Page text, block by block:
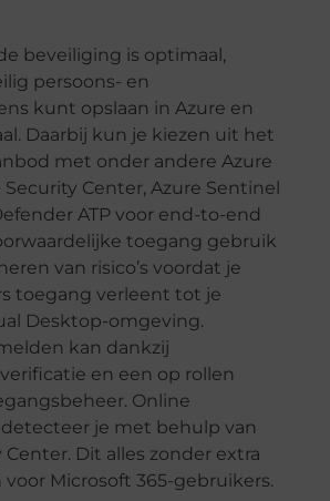
beveiliging is optimaal,
persoons- en
kunt opslaan in Azure en
Daarbij kun je kiezen uit het
met onder andere Azure
Security Center, Azure Sentinel
ATP voor end-to-end
toegang gebruik
van risico’s voordat je
toegang verleent tot je
Desktop-omgeving.
kan dankzij
en een op rollen
Online
je met behulp van
Center. Dit alles zonder extra
voor Microsoft 365-gebruikers.